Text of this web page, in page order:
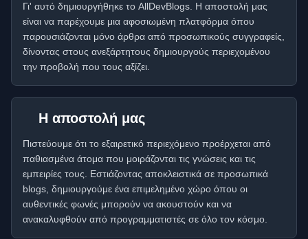
Γι' αυτό δημιουργήθηκε το AllDevBlogs. Η αποστολή μας
είναι να παρέχουμε μια αφοσιωμένη πλατφόρμα όπου
παρουσιάζονται μόνο άρθρα από προσωπικούς συγγραφείς,
δίνοντας στους ανεξάρτητους δημιουργούς περιεχομένου
την προβολή που τους αξίζει.
Η αποστολή μας
Πιστεύουμε ότι το εξαιρετικό περιεχόμενο προέρχεται από
παθιασμένα άτομα που μοιράζονται τις γνώσεις και τις
εμπειρίες τους. Εστιάζοντας αποκλειστικά σε προσωπικά
blogs, δημιουργούμε ένα επιμελημένο χώρο όπου οι
αυθεντικές φωνές μπορούν να ακουστούν και να
ανακαλυφθούν από προγραμματιστές σε όλο τον κόσμο.